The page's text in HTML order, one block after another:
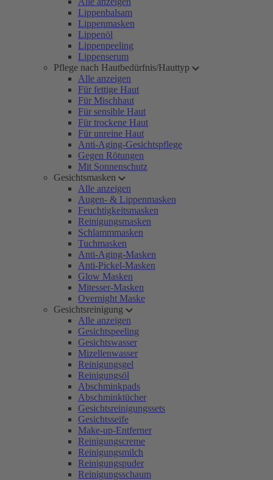
Lippenbalsam
Lippenmasken
Lippenöl
Lippenpeeling
Lippenserum
Pflege nach Hautbedürfnis/Hauttyp
Alle anzeigen
Für fettige Haut
Für Mischhaut
Für sensible Haut
Für trockene Haut
Für unreine Haut
Anti-Aging-Gesichtspflege
Gegen Rötungen
Mit Sonnenschutz
Gesichtsmasken
Alle anzeigen
Augen- & Lippenmasken
Feuchtigkeitsmasken
Reinigungsmasken
Schlammmasken
Tuchmasken
Anti-Aging-Masken
Anti-Pickel-Masken
Glow Masken
Mitesser-Masken
Overnight Maske
Gesichtsreinigung
Alle anzeigen
Gesichtspeeling
Gesichtswasser
Mizellenwasser
Reinigungsgel
Reinigungsöl
Abschminkpads
Abschminktücher
Gesichtsreinigungssets
Gesichtsseife
Make-up-Entferner
Reinigungscreme
Reinigungsmilch
Reinigungspuder
Reinigungsschaum